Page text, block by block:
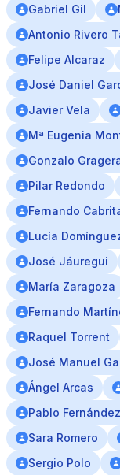
Gabriel Gil
Antonio Rivero
Felipe Alcaraz
José Daniel
Javier Vela
Mª Eugenia
Gonzalo
Pilar Redondo
Fernando
Lucía
José Jáuregui
María Zaragoza
Fernando
Raquel Torrent
José Manuel
Ángel Arcas
Pablo
Sara Romero
Sergio Polo